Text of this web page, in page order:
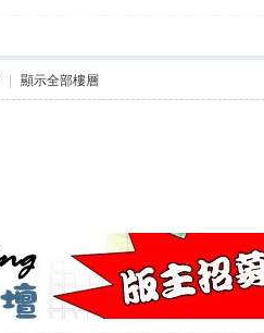
顯示全部樓層